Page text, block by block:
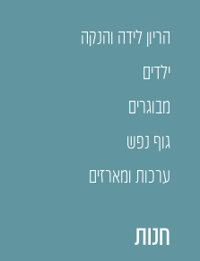
הריון לידה והנקה
ילדים
מבוגרים
גוף נפש
ערכות ומארזים
חנות